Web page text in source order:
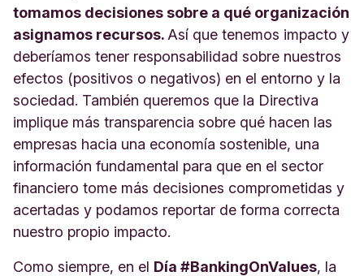
tomamos decisiones sobre a qué organización
asignamos recursos. Así que tenemos impacto y
deberíamos tener responsabilidad sobre nuestros
efectos (positivos o negativos) en el entorno y la
sociedad. También queremos que la Directiva
implique más transparencia sobre qué hacen las
empresas hacia una economía sostenible, una
información fundamental para que en el sector
financiero tome más decisiones comprometidas y
acertadas y podamos reportar de forma correcta
nuestro propio impacto.
Como siempre, en el Día #BankingOnValues, la